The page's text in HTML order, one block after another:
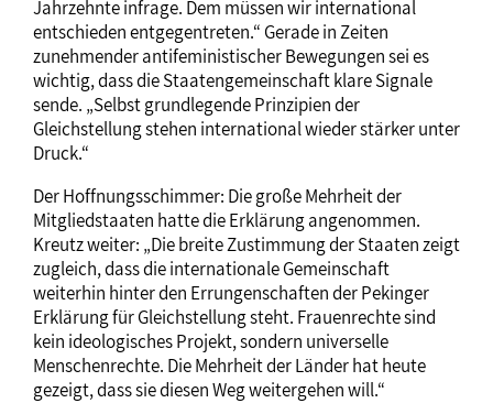
Jahrzehnte infrage. Dem müssen wir international
entschieden entgegentreten.“ Gerade in Zeiten
zunehmender antifeministischer Bewegungen sei es
wichtig, dass die Staatengemeinschaft klare Signale
sende. „Selbst grundlegende Prinzipien der
Gleichstellung stehen international wieder stärker unter
Druck.“
Der Hoffnungsschimmer: Die große Mehrheit der
Mitgliedstaaten hatte die Erklärung angenommen.
Kreutz weiter: „Die breite Zustimmung der Staaten zeigt
zugleich, dass die internationale Gemeinschaft
weiterhin hinter den Errungenschaften der Pekinger
Erklärung für Gleichstellung steht. Frauenrechte sind
kein ideologisches Projekt, sondern universelle
Menschenrechte. Die Mehrheit der Länder hat heute
gezeigt, dass sie diesen Weg weitergehen will.“